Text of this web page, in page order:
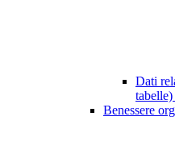
Dati
tabelle)
Benessere